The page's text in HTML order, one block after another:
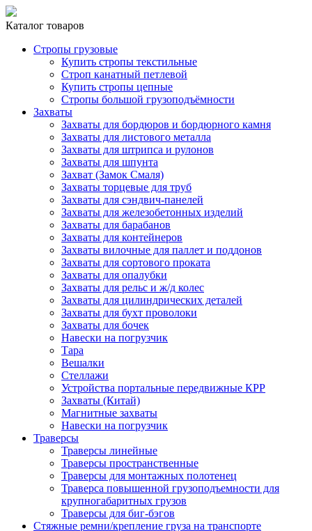
Каталог товаров
Стропы грузовые
Купить стропы текстильные
Строп канатный петлевой
Купить стропы цепные
Стропы большой грузоподъёмности
Захваты
Захваты для бордюров и бордюрного камня
Захваты для листового металла
Захваты для штрипса и рулонов
Захваты для шпунта
Захват (Замок Смаля)
Захваты торцевые для труб
Захваты для сэндвич-панелей
Захваты для железобетонных изделий
Захваты для барабанов
Захваты для контейнеров
Захваты вилочные для паллет и поддонов
Захваты для сортового проката
Захваты для опалубки
Захваты для рельс и ж/д колес
Захваты для цилиндрических деталей
Захваты для бухт проволоки
Захваты для бочек
Навески на погрузчик
Тара
Вешалки
Стеллажи
Устройства портальные передвижные КРР
Захваты (Китай)
Магнитные захваты
Навески на погрузчик
Траверсы
Траверсы линейные
Траверсы пространственные
Траверсы для монтажных полотенец
Траверса повышенной грузоподъемности для
крупногабаритных грузов
Траверсы для биг-бэгов
Стяжные ремни/крепление груза на транспорте